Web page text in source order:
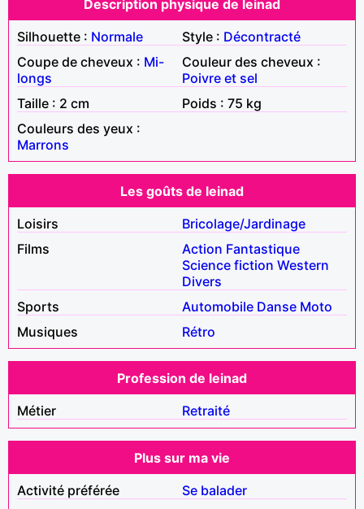
Description physique de leinad
Silhouette : Normale Style : Décontracté
Coupe de cheveux : Mi-
longs
Couleur des cheveux :
Poivre et sel
Taille : 2 cm
Poids : 75 kg
Couleurs des yeux :
Marrons
Les goûts de leinad
Loisirs
Bricolage/Jardinage
Films
Action Fantastique
Science fiction Western
Divers
Sports
Automobile Danse Moto
Musiques
Rétro
Profession de leinad
Métier
Retraité
Plus sur ma vie
Activité préférée
Se balader